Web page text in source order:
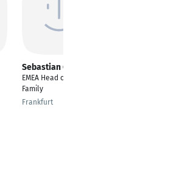
Sebastian Grimm
EMEA Head of Multi-
Family
Frankfurt